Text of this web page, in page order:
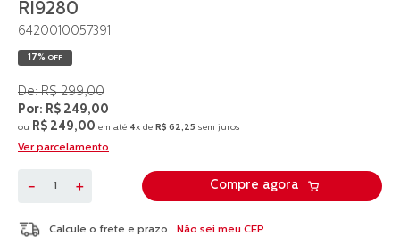
RI9280
6420010057391
17% OFF
R$ 299,00
R$ 249,00
ou R$ 249,00 em até 4x de R$ 62,25 sem juros
Ver parcelamento
＋
－ Compre agora
Não sei meu CEP